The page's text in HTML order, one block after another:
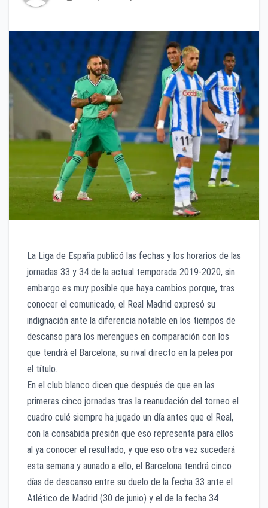
La Liga de España publicó las fechas y los horarios de las
jornadas 33 y 34 de la actual temporada 2019-2020, sin
embargo es muy posible que haya cambios porque, tras
conocer el comunicado, el Real Madrid expresó su
indignación ante la diferencia notable en los tiempos de
descanso para los merengues en comparación con los
que tendrá el Barcelona, su rival directo en la pelea por
el título.
En el club blanco dicen que después de que en las
primeras cinco jornadas tras la reanudación del torneo el
cuadro culé siempre ha jugado un día antes que el Real,
con la consabida presión que eso representa para ellos
al ya conocer el resultado, y que eso otra vez sucederá
esta semana y aunado a ello, el Barcelona tendrá cinco
días de descanso entre su duelo de la fecha 33 ante el
Atlético de Madrid (30 de junio) y el de la fecha 34